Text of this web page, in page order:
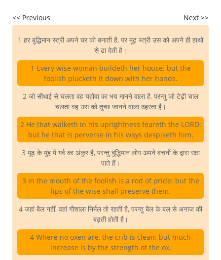
<< Previous Next >>
1 हर बुद्धिमान स्त्री अपने घर को बनाती है, पर मूढ़ स्त्री उस को अपने ही हाथों
से ढा देती है।
1 Every wise woman buildeth her house: but the
foolish plucketh it down with her hands.
2 जो सीधाई से चलता वह यहोवा का भय मानने वाला है, परन्तु जो टेढ़ी चाल
चलता वह उस को तुच्छ जानने वाला ठहरता है।
2 He that walketh in his uprightness feareth the LORD:
but he that is perverse in his ways despiseth him.
3 मूढ़ के मुंह में गर्व का अंकुर है, परन्तु बुद्धिमान लोग अपने वचनों के द्वारा रक्षा
पाते हैं।
3 In the mouth of the foolish is a rod of pride: but the
lips of the wise shall preserve them.
4 जहां बैल नहीं, वहां गौशाला निर्मल तो रहती है, परन्तु बैल के बल से अनाज की
बढ़ती होती है।
4 Where no oxen are, the crib is clean: but much
increase is by the strength of the ox.